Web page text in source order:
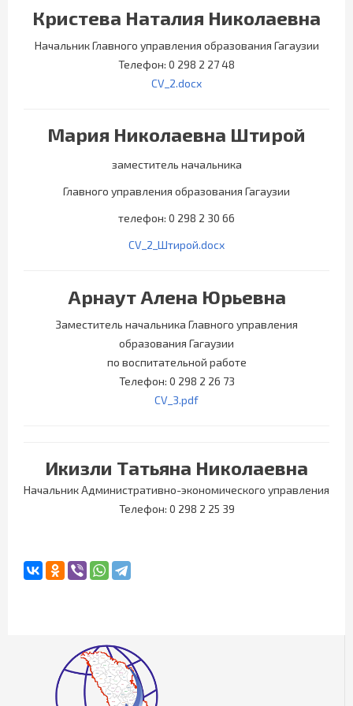
Кристева Наталия Николаевна
Начальник Главного управления образования Гагаузии
Телефон: 0 298 2 27 48
CV_2.docx
Мария Николаевна Штирой
заместитель начальника
Главного управления образования Гагаузии
телефон: 0 298 2 30 66
CV_2_Штирой.docx
Арнаут Алена Юрьевна
Заместитель начальника Главного управления
образования Гагаузии
по воспитательной работе
Телефон: 0 298 2 26 73
CV_3.pdf
Икизли Татьяна Николаевна
Начальник Административно-экономического управления
Телефон: 0 298 2 25 39